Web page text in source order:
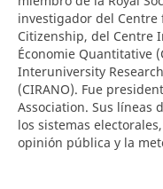
investigador del Centre
Citizenship, del Centre
Économie Quantitative
Interuniversity
(CIRANO). Fue
Association. Sus líneas
los sistemas
opinión pública y la